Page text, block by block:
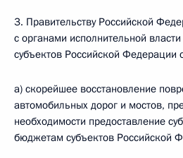
3. Правительству Российской
с органами исполнительной
субъектов Российской Федерации
а) скорейшее восстановление
автомобильных дорог и мостов,
необходимости предоставление
бюджетам субъектов Российской